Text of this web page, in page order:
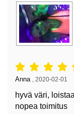
Arvostelu: 5 tähdet
Arvostelun kirjoittaja:
Anna 2020-02-01
hyvä väri,
nopea toimitus